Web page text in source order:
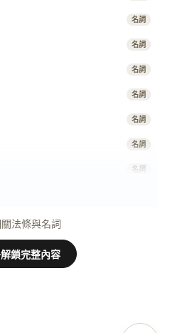
名詞
名詞
名詞
名詞
名詞
名詞
名詞
法條與名詞
鎖完整內容